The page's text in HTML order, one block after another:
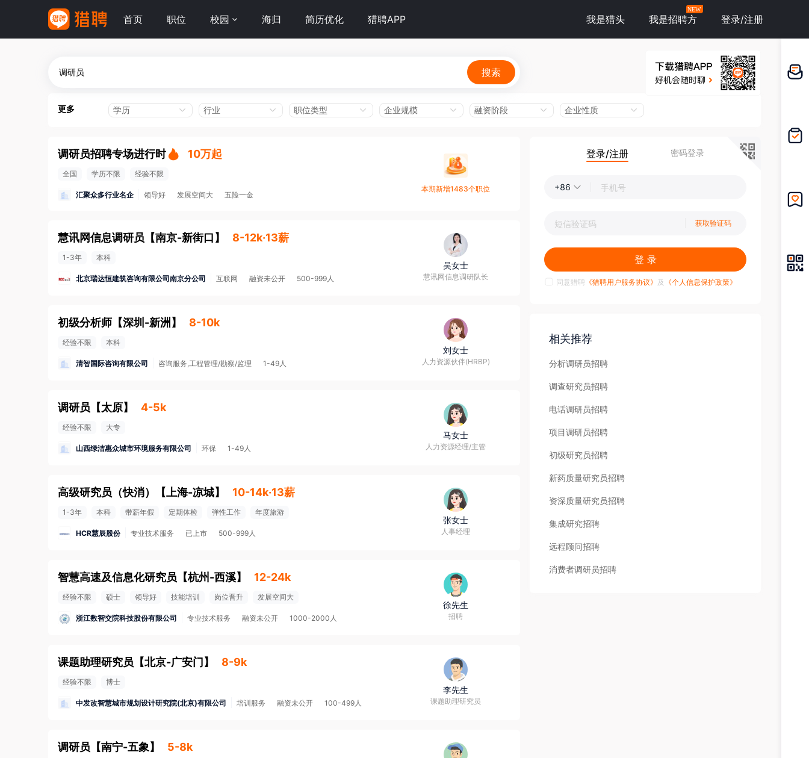
首页 职位 校园 海归 简历优化 猎聘APP 我是猎头 我是招聘方
NEW
登录/注册
搜索
更多 学历 行业 职位类型 企业规模 融资阶段 企业性质
调研员招聘专场进行时 10万起
全国 学历不限 经验不限
汇聚众多行业名企 领导好 发展空间大 五险一金
本期新增1483个职位
慧讯网信息调研员 【南京-新街口 】 8-12k·13薪
1-3年 本科
北京瑞达恒建筑咨询有限公司南京分公司 互联网 融资未公开 500-999人
吴女士
慧讯网信息调研队长
初级分析师 【深圳-新洲 】 8-10k
经验不限 本科
清智国际咨询有限公司 咨询服务,工程管理/勘察/监理 1-49人
刘女士
人力资源伙伴(HRBP)
调研员 【太原】 4-5k
经验不限 大专
山西绿洁惠众城市环境服务有限公司 环保 1-49人
马女士
人力资源经理/主管
高级研究员（快消） 【 上海-凉城】 10-14k·13薪
1-3年 本科 带薪年假 定期体检 弹性工作 年度旅游
HCR慧辰股份 专业技术服务 已上市 500-999人
张女士
人事经理
智慧高速及信息化研究员 【杭州-西溪】 12-24k
经验不限 硕士 领导好 技能培训 岗位晋升 发展空间大
浙江数智交院科技股份有限公司 专业技术服务 融资未公开 1000-2000人
徐先生
招聘
课题助理研究员 【北京-广安门 】 8-9k
经验不限 博士
中发改智慧城市规划设计研究院(北京)有限公司 培训服务 融资未公开 100-499人
李先生
课题助理研究员
调研员 【南宁-五象】 5-8k
登录/注册 密码登录
+86
获取验证码
登 录
同意猎聘 《猎聘用户服务协议》 及 《个人信息保护政策》
相关推荐
分析调研员招聘
调查研究员招聘
电话调研员招聘
项目调研员招聘
初级研究员招聘
新药质量研究员招聘
资深质量研究员招聘
集成研究招聘
远程顾问招聘
消费者调研员招聘